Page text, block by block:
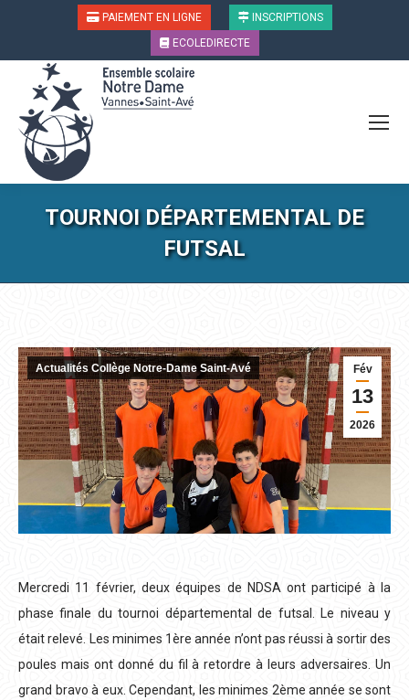
PAIEMENT EN LIGNE
INSCRIPTIONS
ECOLEDIRECTE
TOURNOI DÉPARTEMENTAL DE
FUTSAL
Fév
13
2026
Actualités Collège Notre-Dame Saint-Avé
Mercredi 11 février, deux équipes de NDSA ont participé à la
phase finale du tournoi départemental de futsal. Le niveau y
était relevé. Les minimes 1ère année n’ont pas réussi à sortir des
poules mais ont donné du fil à retordre à leurs adversaires. Un
grand bravo à eux. Cependant, les minimes 2ème année se sont